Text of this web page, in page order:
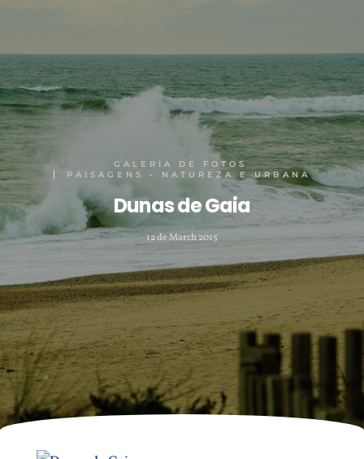
GALERIA DE FOTOS
PAISAGENS - NATUREZA E URBANA
Dunas de Gaia
12 de March 2015
Dunas